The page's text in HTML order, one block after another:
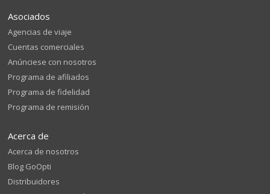
Asociados
Agencias de viaje
Cuentas comerciales
Anúnciese con nosotros
Programa de afiliados
Programa de fidelidad
Programa de remisión
Acerca de
Acerca de nosotros
Blog GoOpti
Distribuidores